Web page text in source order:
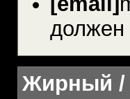
должен
Жирный /